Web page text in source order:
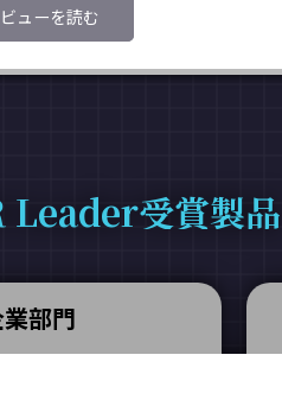
ューを読む
受賞製品
部門